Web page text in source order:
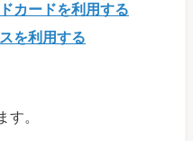
カードを利用する
を利用する
す。